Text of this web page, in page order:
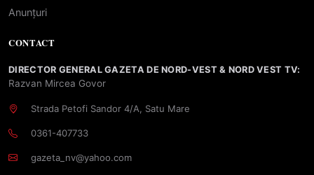
Anunțuri
CONTACT
DIRECTOR GENERAL GAZETA DE NORD-VEST & NORD VEST TV:
Razvan Mircea Govor
Strada Petofi Sandor 4/A, Satu Mare
0361-407733
gazeta_nv@yahoo.com